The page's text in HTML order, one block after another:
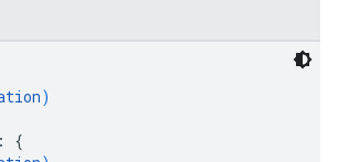
)
: {